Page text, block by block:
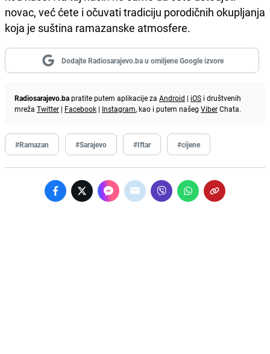
novac, već ćete i očuvati tradiciju porodičnih okupljanja
koja je suština ramazanske atmosfere.
Dodajte Radiosarajevo.ba u omiljene Google izvore
Radiosarajevo.bapratite putem aplikacije za Android | iOS i društvenih
mreža Twitter | Facebook | Instagram, kao i putem našeg ViberChata.
#Ramazan #Sarajevo #Iftar #cijene